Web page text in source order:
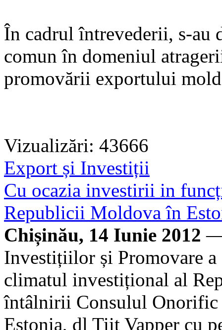
În cadrul întrevederii, s-au
comun în domeniul
promovării exportului
Vizualizări: 43666
Export și Investiții
Cu ocazia investirii in
Republicii Moldova în
Chișinău, 14 Iunie 2012 —
Investițiilor și Promovare
climatul investițional al
întâlnirii Consulul
Estonia, dl Tiit Vapper cu